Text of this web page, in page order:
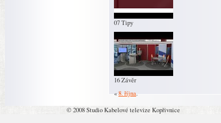
07 Tipy
16 Závěr
«8. října.
© 2008 Studio Kabelové televize Kopřivnice